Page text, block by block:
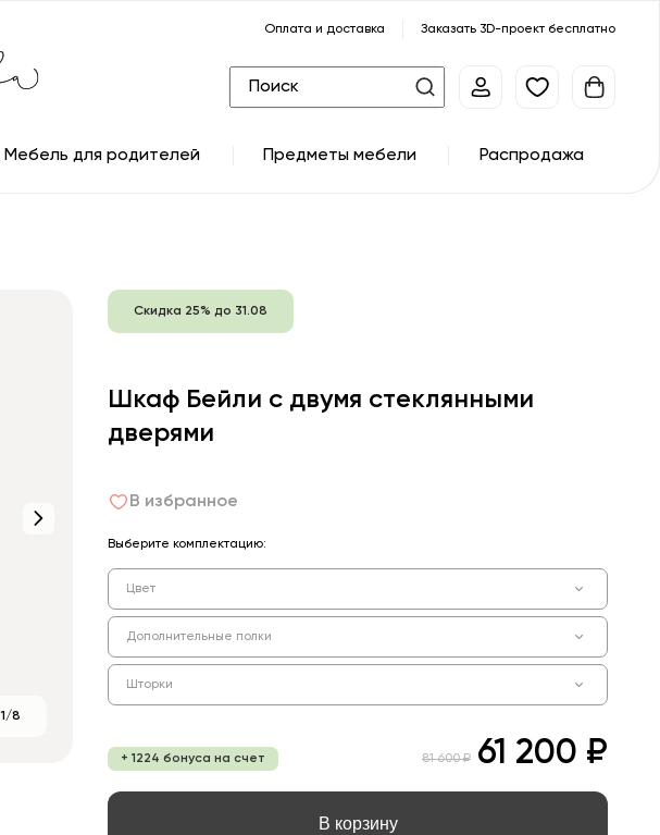
Оплата и доставка Заказать 3D-проект бесплатно
Мебель для родителей Предметы мебели Распродажа
1/8
Скидка 25% до 31.08
Шкаф Бейли с двумя стеклянными
дверями
В избранное
Выберите комплектацию:
Цвет
Дополнительные полки
Шторки
+ 1224 бонуса на счет 81 600 ₽ 61 200 ₽
В корзину